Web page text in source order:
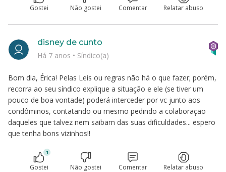
Gostei Não gostei Comentar Relatar abuso
Bom dia, Érica! Pelas Leis ou regras não há o que fazer; porém,
recorra ao seu síndico explique a situação e ele (se tiver um
pouco de boa vontade) poderá interceder por vc junto aos
condôminos, contatando ou mesmo pedindo a colaboração
daqueles que talvez nem saibam das suas dificuldades... espero
que tenha bons vizinhos!!
disney de cunto
Há 7 anos • Síndico(a)
1
Gostei Não gostei Comentar Relatar abuso